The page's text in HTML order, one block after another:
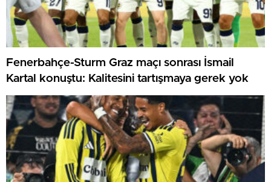
Fenerbahçe-Sturm Graz maçı sonrası İsmail
Kartal konuştu: Kalitesini tartışmaya gerek yok